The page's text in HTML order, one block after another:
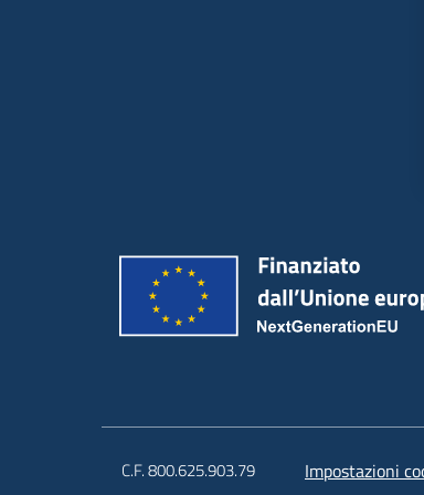
C.F. 800.625.903.79 Impostazioni